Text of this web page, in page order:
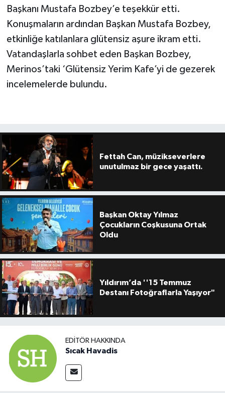
Başkanı Mustafa Bozbey’e teşekkür etti.
Konuşmaların ardından Başkan Mustafa Bozbey,
etkinliğe katılanlara glütensiz aşure ikram etti.
Vatandaşlarla sohbet eden Başkan Bozbey,
Merinos’taki ‘Glütensiz Yerim Kafe’yi de gezerek
incelemelerde bulundu.
Fettah Can, müzikseverlere
unutulmaz bir gece yaşattı.
Başkan Oktay Yılmaz
Çocukların Coşkusuna Ortak
Oldu
Yıldırım’da ''15 Temmuz
Destanı Fotoğraflarla Yaşıyor"
EDITÖR HAKKINDA
Sıcak Havadis